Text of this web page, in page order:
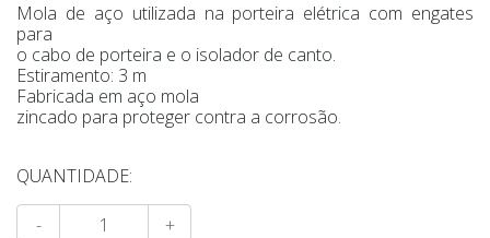
Mola de aço utilizada na porteira elétrica com engates
para
o cabo de porteira e o isolador de canto.
Estiramento: 3 m
Fabricada em aço mola
zincado para proteger contra a corrosão.
QUANTIDADE:
- +